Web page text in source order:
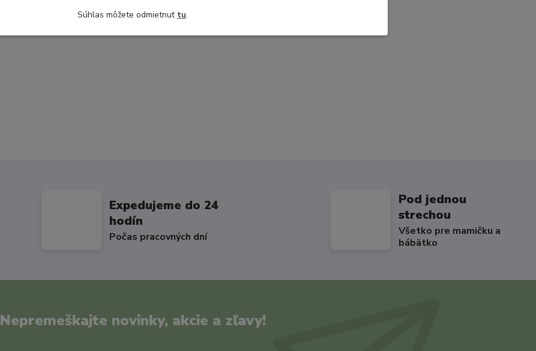
Expedujeme do 24
hodín
Počas pracovných dní
Pod jednou
strechou
Všetko pre mamičku a
bábätko
Nepremeškajte novinky, akcie a zľavy!
Súhlas môžete odmietnuť tu.